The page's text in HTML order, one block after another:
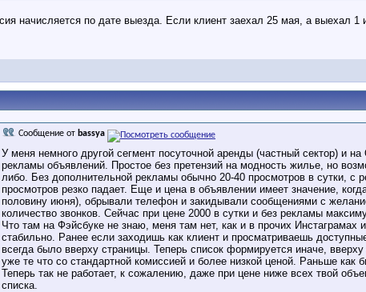
начисляется по дате выезда. Если клиент заехал 25 мая, а выехал
Сообщение от bassya
У меня немного другой сегмент посуточной аренды (частный сектор) и
рекламы объявлений. Простое без претензий на модность жилье, но
либо. Без дополнительной рекламы обычно 20-40 просмотров в сутки, с
просмотров резко падает. Еще и цена в объявлении имеет значение,
половину июня), обрывали телефон и закидывали сообщениями с
количество звонков. Сейчас при цене 2000 в сутки и без рекламы
Что там на Фэйсбуке не знаю, меня там нет, как и в прочих Инстаграмах
стабильно. Ранее если заходишь как клиент и просматриваешь
всегда было вверху страницы. Теперь список формируется иначе,
уже те что со стандартной комиссией и более низкой ценой. Раньше как
Теперь так не работает, к сожалению, даже при цене ниже всех твой
списка.